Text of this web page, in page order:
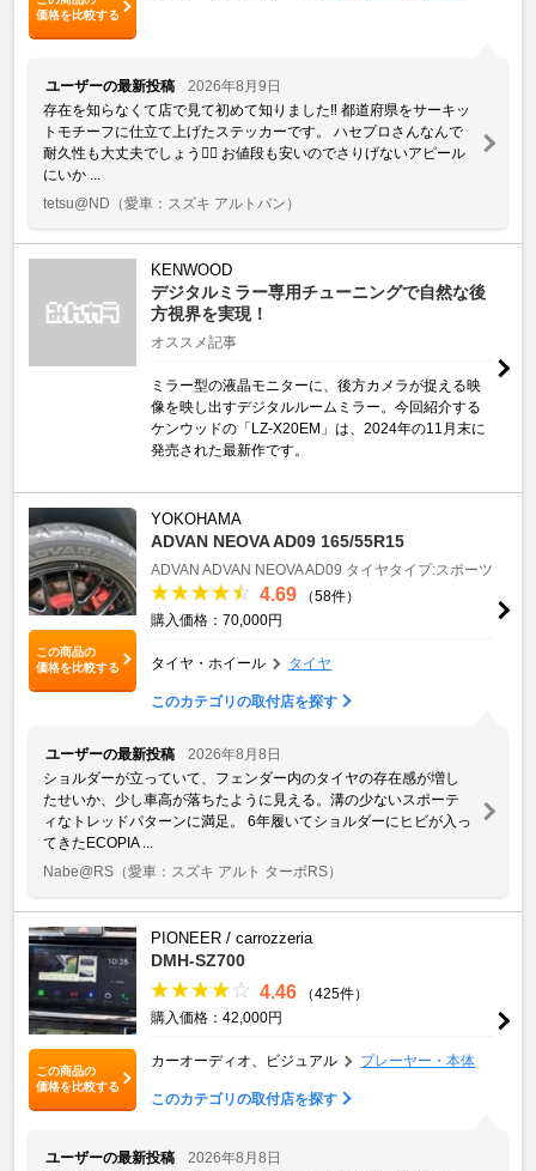
価格を比較する
ユーザーの最新投稿
2026年8月9日
存在を知らなくて店で見て初めて知りました‼️ 都道府県をサーキッ
トモチーフに仕立て上げたステッカーです。 ハセプロさんなんで
耐久性も大丈夫でしょう🙆‍♀️ お値段も安いのでさりげないアピール
にいか ...
tetsu@ND （愛車：スズキ アルトバン）
KENWOOD
デジタルミラー専用チューニングで自然な後
方視界を実現！
オススメ記事
ミラー型の液晶モニターに、後方カメラが捉える映
像を映し出すデジタルルームミラー。今回紹介する
ケンウッドの「LZ-X20EM」は、2024年の11月末に
発売された最新作です。
この商品の
価格を比較する
YOKOHAMA
ADVAN NEOVA AD09 165/55R15
ADVAN ADVAN NEOVA AD09 タイヤタイプ:スポーツ
4.69
（58件）
購入価格：70,000円
タイヤ・ホイール タイヤ
このカテゴリの取付店を探す
ユーザーの最新投稿
2026年8月8日
ショルダーが立っていて、フェンダー内のタイヤの存在感が増し
たせいか、少し車高が落ちたように見える。溝の少ないスポーテ
ィなトレッドパターンに満足。 6年履いてショルダーにヒビが入っ
てきたECOPIA ...
Nabe@RS （愛車：スズキ アルト ターボRS）
この商品の
価格を比較する
PIONEER / carrozzeria
DMH-SZ700
4.46
（425件）
購入価格：42,000円
カーオーディオ、ビジュアル プレーヤー・本体
このカテゴリの取付店を探す
ユーザーの最新投稿
2026年8月8日